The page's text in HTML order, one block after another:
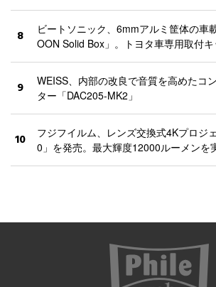
8
ビートソニック、6mmアルミ筐体の車
OON Solid Box」。トヨタ車専用取付キ
9
WEISS、内部の改良で音質を高めたコ
ター「DAC205-MK2」
10
フジフイルム、レンズ交換式4Kプロジ
0」を発売。最大輝度12000ルーメンを